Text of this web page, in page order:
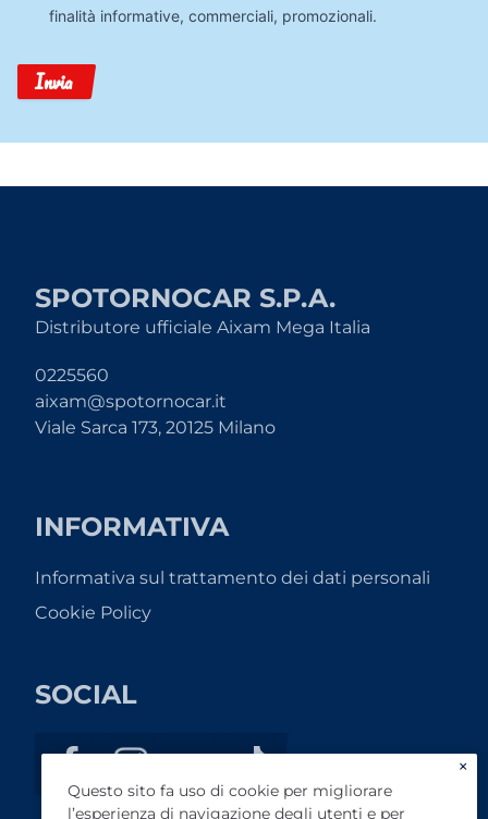
finalità informative, commerciali, promozionali.
Invia
SPOTORNOCAR S.P.A.
Distributore ufficiale Aixam Mega Italia
0225560
aixam@spotornocar.it
Viale Sarca 173, 20125 Milano
INFORMATIVA
Informativa sul trattamento dei dati personali
Cookie Policy
SOCIAL
×
Questo sito fa uso di cookie per migliorare
l’esperienza di navigazione degli utenti e per